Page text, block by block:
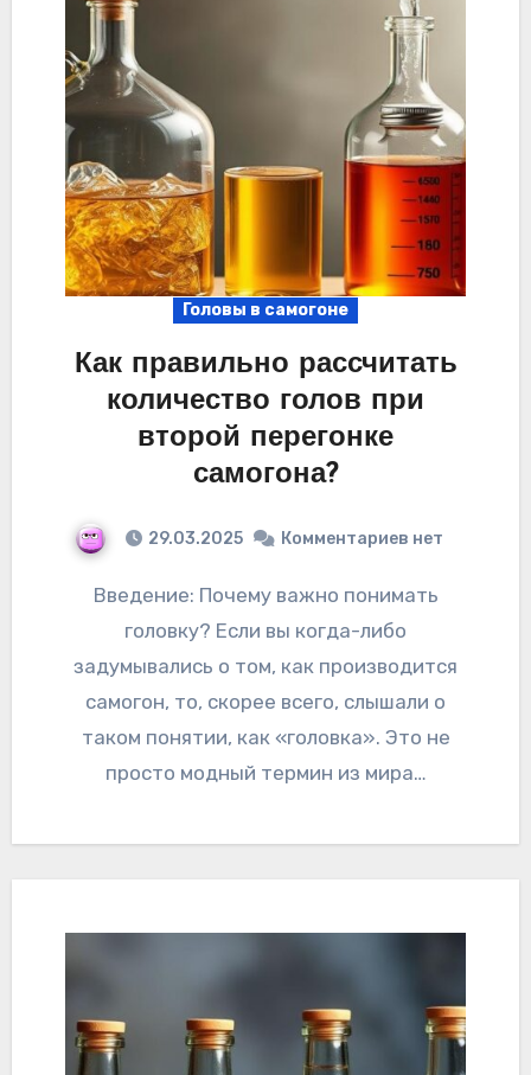
Головы в самогоне
Как правильно рассчитать
количество голов при
второй перегонке
самогона?
29.03.2025 Комментариев нет
Введение: Почему важно понимать
головку? Если вы когда-либо
задумывались о том, как производится
самогон, то, скорее всего, слышали о
таком понятии, как «головка». Это не
просто модный термин из мира…